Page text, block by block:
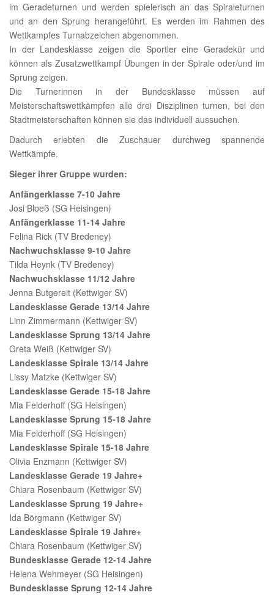
im Geradeturnen und werden spielerisch an das Spiraleturnen
und an den Sprung herangeführt. Es werden im Rahmen des
Wettkampfes Turnabzeichen abgenommen.
In der Landesklasse zeigen die Sportler eine Geradekür und
können als Zusatzwettkampf Übungen in der Spirale oder/und im
Sprung zeigen.
Die Turnerinnen in der Bundesklasse müssen auf
Meisterschaftswettkämpfen alle drei Disziplinen turnen, bei den
Stadtmeisterschaften können sie das individuell aussuchen.
Dadurch erlebten die Zuschauer durchweg spannende
Wettkämpfe.
Sieger ihrer Gruppe wurden:
Anfängerklasse 7-10 Jahre
Josi Bloeß (SG Heisingen)
Anfängerklasse 11-14 Jahre
Felina Rick (TV Bredeney)
Nachwuchsklasse 9-10 Jahre
Tilda Heynk (TV Bredeney)
Nachwuchsklasse 11/12 Jahre
Jenna Butgereit (Kettwiger SV)
Landesklasse Gerade 13/14 Jahre
Linn Zimmermann (Kettwiger SV)
Landesklasse Sprung 13/14 Jahre
Greta Weiß (Kettwiger SV)
Landesklasse Spirale 13/14 Jahre
Lissy Matzke (Kettwiger SV)
Landesklasse Gerade 15-18 Jahre
Mia Felderhoff (SG Heisingen)
Landesklasse Sprung 15-18 Jahre
Mia Felderhoff (SG Heisingen)
Landesklasse Spirale 15-18 Jahre
Olivia Enzmann (Kettwiger SV)
Landesklasse Gerade 19 Jahre+
Chiara Rosenbaum (Kettwiger SV)
Landesklasse Sprung 19 Jahre+
Ida Börgmann (Kettwiger SV)
Landesklasse Spirale 19 Jahre+
Chiara Rosenbaum (Kettwiger SV)
Bundesklasse Gerade 12-14 Jahre
Helena Wehmeyer (SG Heisingen)
Bundesklasse Sprung 12-14 Jahre